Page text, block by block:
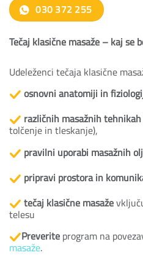
030 372 255
Tečaj klasične masaže – kaj se
Udeleženci tečaja klasične
osnovni anatomiji in
različnih masažnih tehnikah
tolčenje in tleskanje),
pravilni uporabi masažnih olj
pripravi prostora in
tečaj klasične masaže
telesu
Preveriteprogram na
masaže.